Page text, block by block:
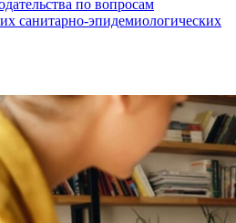
по вопросам
санитарно-эпидемиологических